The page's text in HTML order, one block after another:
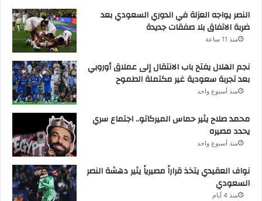
النصر يواجه العزلة في الدوري السعودي بعد
ضربة الاتفاق بلا صفقات جديدة
منذ 11 ساعة
نجم الهلال يفتح باب الانتقال إلى عملاق أوروبي
بعد تجربة سعودية غير مكتملة الطموح
منذ أسبوع واحد
محمد صلاح يثير حماس الميركاتو.. اجتماع سري
يحدد مصيره
منذ أسبوع واحد
نواف العقيدي يتخذ قراراً مصيرياً يثير دهشة النصر
السعودي
منذ 4 أيام